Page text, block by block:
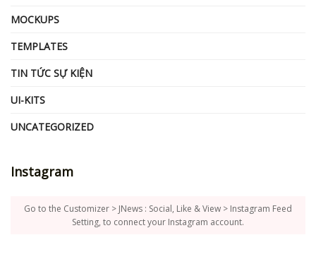
MOCKUPS
TEMPLATES
TIN TỨC SỰ KIỆN
UI-KITS
UNCATEGORIZED
Instagram
Go to the Customizer > JNews : Social, Like & View > Instagram Feed
Setting, to connect your Instagram account.